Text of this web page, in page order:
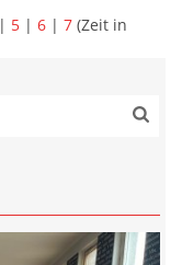
| 5 | 6 | 7 (Zeit in